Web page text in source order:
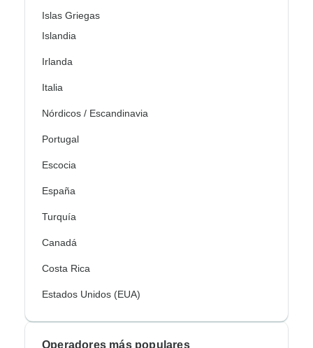
Islas Griegas
Islandia
Irlanda
Italia
Nórdicos / Escandinavia
Portugal
Escocia
España
Turquía
Canadá
Costa Rica
Estados Unidos (EUA)
Operadores más populares